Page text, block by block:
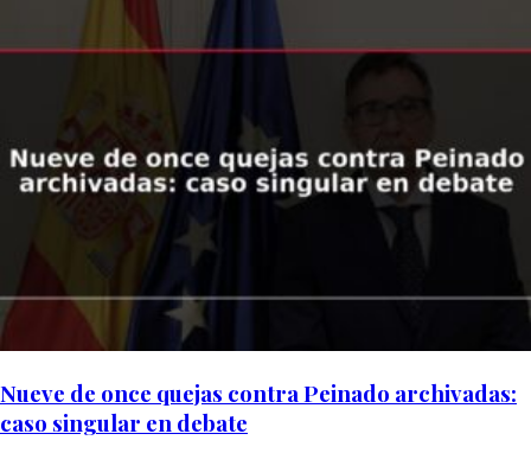
Nueve de once quejas contra Peinado archivadas:
caso singular en debate